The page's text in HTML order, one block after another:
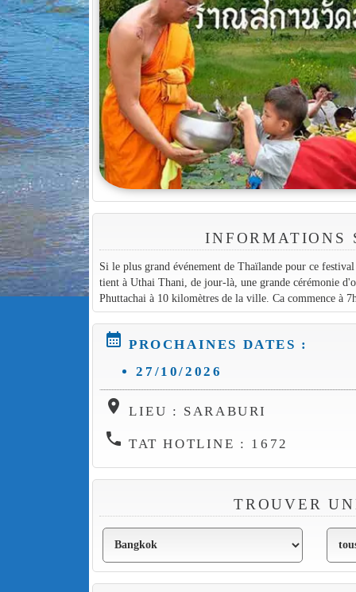
INFORMATIONS
Si le plus grand événement de Thaïlande pour ce
tient à Uthai Thani, de jour-là, une grande cérémonie
Phuttachai à 10 kilomètres de la ville. Ca commence à
calendar_month PROCHAINES DATES :
27/10/2026
location_on LIEU : SARABURI
phone TAT HOTLINE : 1672
TROUVER